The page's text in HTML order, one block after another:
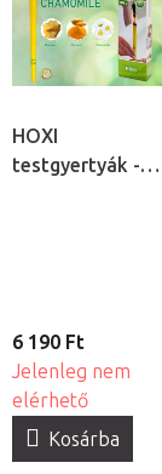
HOXI
testgyertyák -
6 190 Ft
Jelenleg nem
elérhető
Kosárba